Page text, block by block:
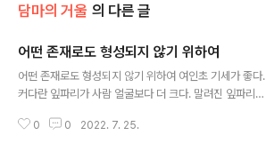
담마의 거울 의 다른 글
어떤 존재로도 형성되지 않기 위하여
어떤 존재로도 형성되지 않기 위하여 여인초 기세가 좋다.
커다란 잎파리가 사람 얼굴보다 더 크다. 말려진 잎파리가
무에서는 연두색의 대가 불쑥 솟았다. 인도고무나무 꼭대
0 0 2022. 7. 25.